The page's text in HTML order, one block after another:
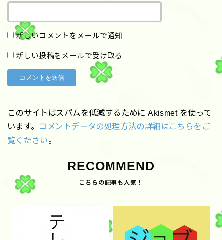
新しいコメントをメールで通知
新しい投稿をメールで受け取る
このサイトはスパムを低減するために Akismet を使って
います。 コメントデータの処理方法の詳細はこちらをご
覧ください。
RECOMMEND